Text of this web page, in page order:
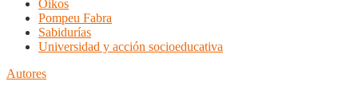
Oikos
Pompeu Fabra
Sabidurías
Universidad y acción socioeducativa
Autores